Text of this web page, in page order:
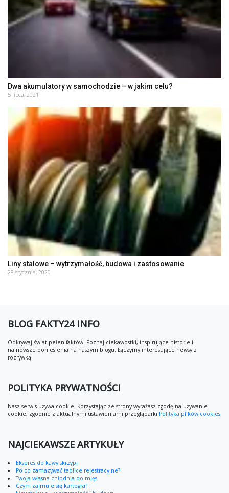
Dwa akumulatory w samochodzie – w jakim celu?
5 lipca, 2021
Liny stalowe – wytrzymałość, budowa i zastosowanie
28 stycznia, 2020
BLOG FAKTY24 INFO
Odkrywaj świat pełen faktów! Poznaj ciekawostki, inspirujące historie i
najnowsze doniesienia na naszym blogu. Łączymy interesujące newsy z
rozrywką.
POLITYKA PRYWATNOŚCI
Nasz serwis używa cookie. Korzystając ze strony wyrażasz zgodę na używanie
cookie, zgodnie z aktualnymi ustawieniami przeglądarki Polityka plików cookies
NAJCIEKAWSZE ARTYKUŁY
Ekspres do kawy skrzypi
Po co zamazywać tablice rejestracyjne?
Twoja własna chłodnia do mięs
Czym zajmuje się kartograf